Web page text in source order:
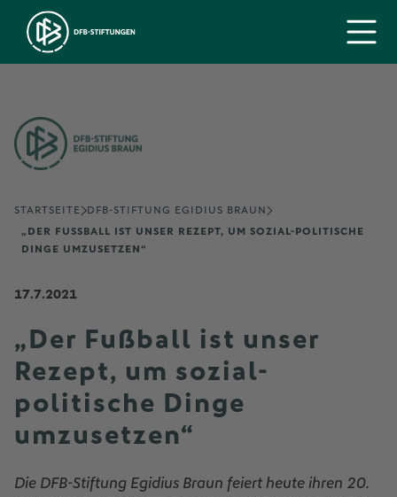
STARTSEITE
DFB-STIFTUNG EGIDIUS BRAUN
„DER FUSSBALL IST UNSER REZEPT, UM SOZIAL-POLITISCHE D
INGE UMZUSETZEN“
17.7.2021
„Der Fußball ist unser
Rezept, um sozial-
politische Dinge
umzusetzen“
Die DFB-Stiftung Egidius Braun feiert heute ihren 20.